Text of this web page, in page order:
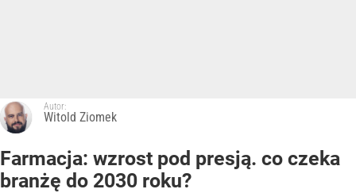
Autor:
Witold Ziomek
Farmacja: wzrost pod presją. co czeka
branżę do 2030 roku?